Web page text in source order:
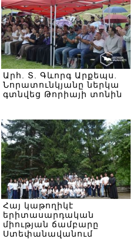
Արհ. Տ. Գևորգ Արքեպս.
Նորատունկյանը ներկա
գտնվեց Թորիայի տոնին
Հայ կաթողիկէ
երիտասարդական
միության ճամբարը
Ստեփանավանում